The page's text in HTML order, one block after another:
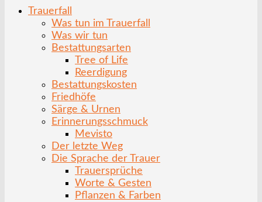
Trauerfall
Was tun im Trauerfall
Was wir tun
Bestattungsarten
Tree of Life
Reerdigung
Bestattungskosten
Friedhöfe
Särge & Urnen
Erinnerungsschmuck
Mevisto
Der letzte Weg
Die Sprache der Trauer
Trauersprüche
Worte & Gesten
Pflanzen & Farben